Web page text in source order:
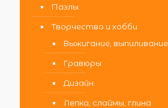
Пазлы
Творчество и хобби
Выжигание, выпиливание
Гравюры
Дизайн
Лепка, слаймы, глина